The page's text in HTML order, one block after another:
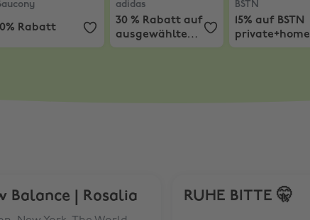
10% Rabatt
adidas
30 % Rabatt auf
ausgewählte
Campus-
BSTN
15% auf BSTN
private+home
label
Balance | Rosalia RUHE BITTE 🤫